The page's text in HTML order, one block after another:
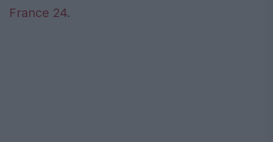
France 24.